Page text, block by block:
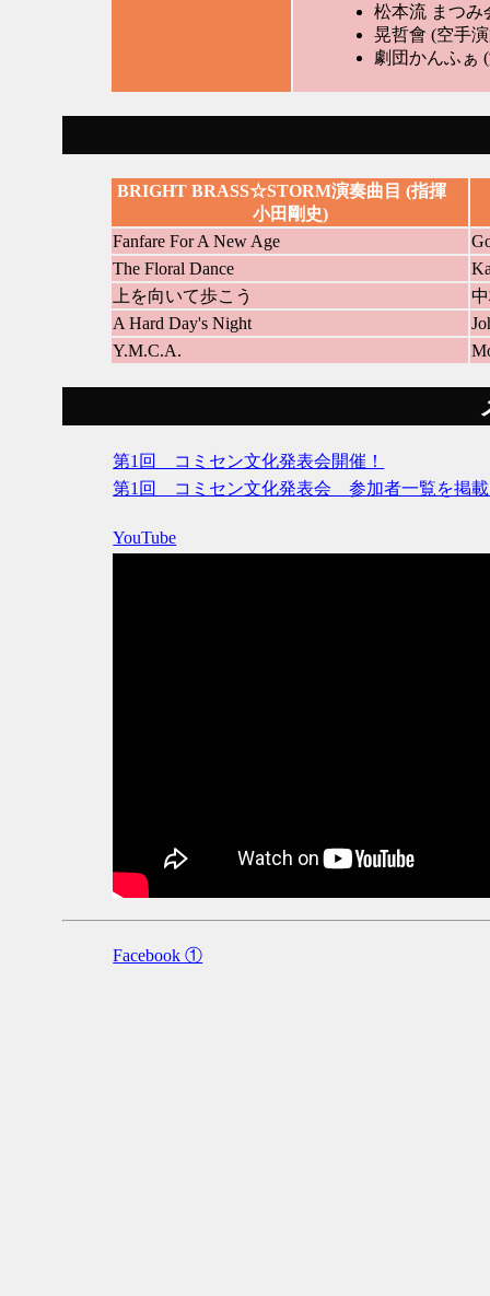
松本流 まつみ
晃哲會 (空手
劇団かんふぁ
BRIGHT BRASS☆STORM演奏曲目 (指揮
小田剛史)
Fanfare For A New Age
The Floral Dance
上を向いて歩こう
A Hard Day's Night
Y.M.C.A.
第1回 コミセン文化発表会開催！
第1回 コミセン文化発表会 参加者一覧を掲載
YouTube
Facebook ①